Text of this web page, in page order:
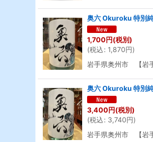
奥六 Okuroku 特別
1,700円(税別)
(税込: 1,870円)
岩手県奥州市 【
奥六 Okuroku 特別
3,400円(税別)
(税込: 3,740円)
岩手県奥州市 【